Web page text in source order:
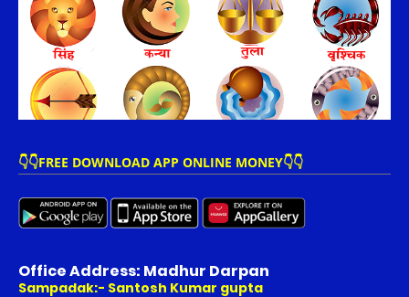
👇👇FREE DOWNLOAD APP ONLINE MONEY👇👇
Office Address: Madhur Darpan
Sampadak:- Santosh Kumar gupta